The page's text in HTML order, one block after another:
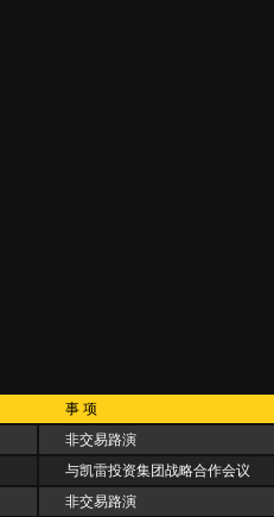
事 项
非交易路演
与凯雷投资集团战略合作会议
非交易路演